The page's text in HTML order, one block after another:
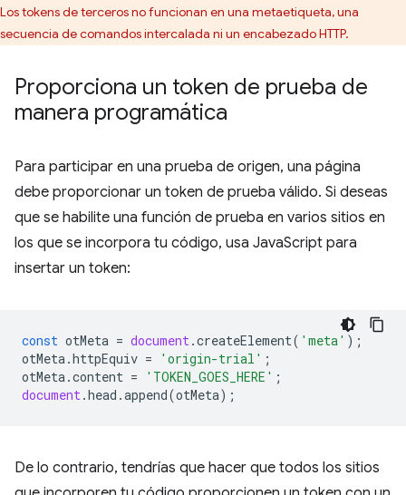
Los tokens de terceros no funcionan en una metaetiqueta, una
secuencia de comandos intercalada ni un encabezado HTTP.
Proporciona un token de prueba de
manera programática
Para participar en una prueba de origen, una página
debe proporcionar un token de prueba válido. Si deseas
que se habilite una función de prueba en varios sitios en
los que se incorpora tu código, usa JavaScript para
insertar un token:
const otMeta = document.createElement( 'meta' );
otMeta.httpEquiv = 'origin-trial' ;
otMeta.content = 'TOKEN_GOES_HERE' ;
document.head .append(otMeta);
De lo contrario, tendrías que hacer que todos los sitios